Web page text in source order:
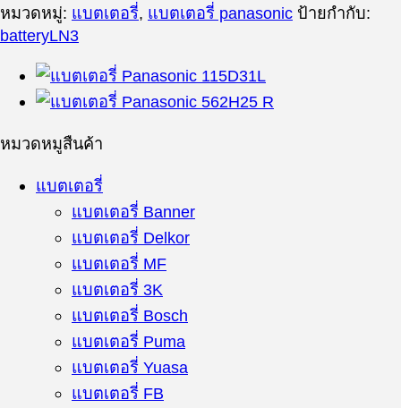
หมวดหมู่: แบตเตอรี่, แบตเตอรี่ panasonic ป้ายกำกับ:
batteryLN3
หมวดหมูสืนค้า
แบตเตอรี่
แบตเตอรี่ Banner
แบตเตอรี่ Delkor
แบตเตอรี่ MF
แบตเตอรี่ 3K
แบตเตอรี่ Bosch
แบตเตอรี่ Puma
แบตเตอรี่ Yuasa
แบตเตอรี่ FB